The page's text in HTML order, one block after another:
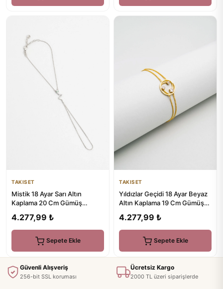
TAKISET
Mistik 18 Ayar Sarı Altın
Kaplama 20 Cm Gümüş
4.277,99 ₺
Sepete Ekle
TAKISET
Yıldızlar Geçidi 18 Ayar Beyaz
Altın Kaplama 19 Cm Gümüş
4.277,99 ₺
Sepete Ekle
Güvenli Alışveriş
256-bit SSL koruması
Ücretsiz Kargo
2000 TL üzeri siparişlerde